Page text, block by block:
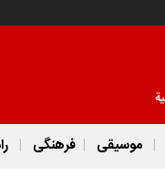
موسیقی فرهنگی